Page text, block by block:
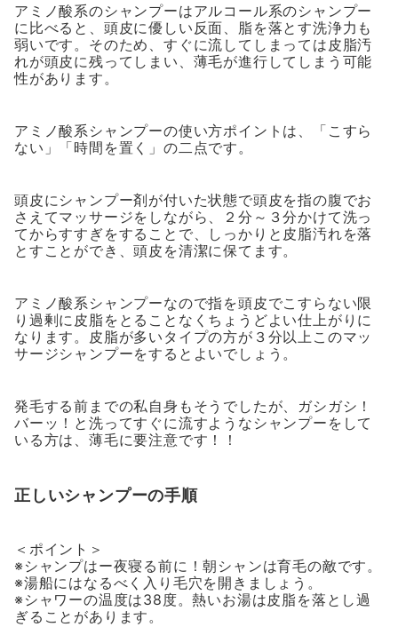
アミノ酸系のシャンプーはアルコール系のシャンプー
に比べると、頭皮に優しい反面、脂を落とす洗浄力も
弱いです。そのため、すぐに流してしまっては皮脂汚
れが頭皮に残ってしまい、薄毛が進行してしまう可能
性があります。
アミノ酸系シャンプーの使い方ポイントは、「こすら
ない」「時間を置く」の二点です。
頭皮にシャンプー剤が付いた状態で頭皮を指の腹でお
さえてマッサージをしながら、２分～３分かけて洗っ
てからすすぎをすることで、しっかりと皮脂汚れを落
とすことができ、頭皮を清潔に保てます。
アミノ酸系シャンプーなので指を頭皮でこすらない限
り過剰に皮脂をとることなくちょうどよい仕上がりに
なります。皮脂が多いタイプの方が３分以上このマッ
サージシャンプーをするとよいでしょう。
発毛する前までの私自身もそうでしたが、ガシガシ！
バーッ！と洗ってすぐに流すようなシャンプーをして
いる方は、薄毛に要注意です！！
正しいシャンプーの手順
＜ポイント＞
※シャンプはー夜寝る前に！朝シャンは育毛の敵です。
※湯船にはなるべく入り毛穴を開きましょう。
※シャワーの温度は38度。熱いお湯は皮脂を落とし過
ぎることがあります。